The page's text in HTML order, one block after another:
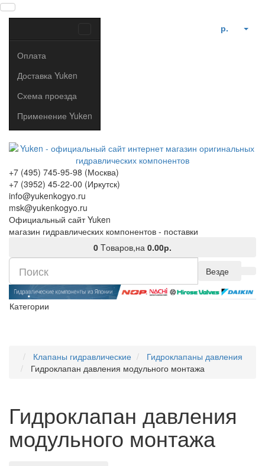
Оплата
Доставка Yuken
Схема проезда
Применение Yuken
р.
+7 (495) 745-95-98 (Москва)
+7 (3952) 45-22-00 (Иркутск)
info@yukenkogyo.ru
msk@yukenkogyo.ru
Официальный сайт Yuken
магазин гидравлических компонентов - поставки
0 Tоваров,на 0.00р.
Везде
Категории
Клапаны гидравлические
Гидроклапаны давления
Гидроклапан давления модульного монтажа
Гидроклапан давления
модульного монтажа